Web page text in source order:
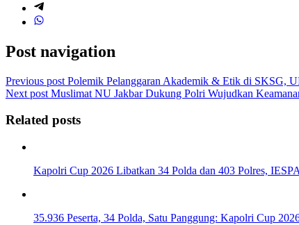
Post navigation
Previous post Polemik Pelanggaran Akademik & Etik di SKSG,
Next post Muslimat NU Jakbar Dukung Polri Wujudkan
Related posts
Kapolri Cup 2026 Libatkan 34 Polda dan 403 Polres,
35.936 Peserta, 34 Polda, Satu Panggung: Kapolri Cup